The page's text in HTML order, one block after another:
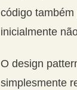
código
inicialmente
O design
simplesmente